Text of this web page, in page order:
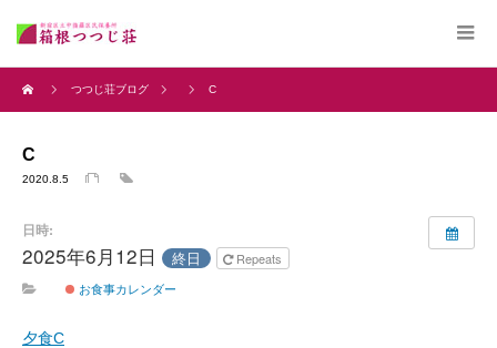
つつじ荘ブログ C
C
2020.8.5
日時:
2025年6月12日 終日
Repeats
お食事カレンダー
夕食C